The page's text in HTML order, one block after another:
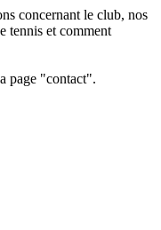
concernant le club, nos
tennis et comment
page "contact".